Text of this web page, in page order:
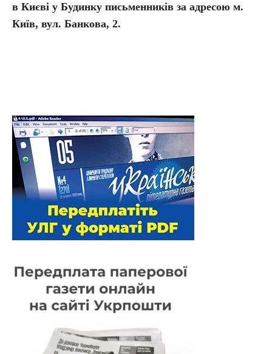
в Києві у Будинку письменників за адресою м.
Київ, вул. Банкова, 2.